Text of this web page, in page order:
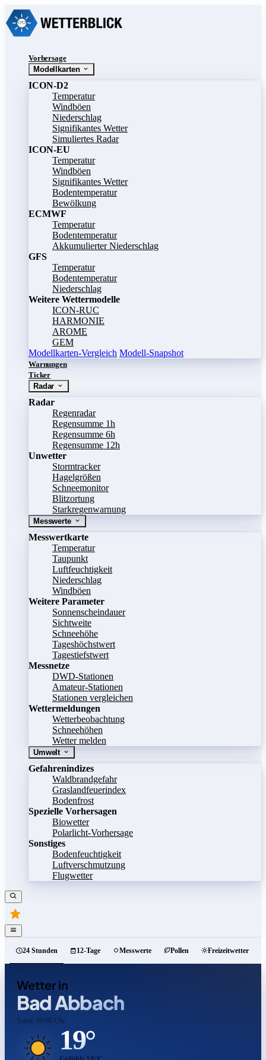
Vorhersage
Modellkarten
ICON-D2
Temperatur
Windböen
Niederschlag
Signifikantes Wetter
Simuliertes Radar
ICON-EU
Temperatur
Windböen
Signifikantes Wetter
Bodentemperatur
Bewölkung
ECMWF
Temperatur
Bodentemperatur
Akkumulierter Niederschlag
GFS
Temperatur
Bodentemperatur
Niederschlag
Weitere Wettermodelle
ICON-RUC
HARMONIE
AROME
GEM
Modellkarten-Vergleich Modell-Snapshot
Warnungen
Ticker
Radar
Radar
Regenradar
Regensumme 1h
Regensumme 6h
Regensumme 12h
Unwetter
Stormtracker
Hagelgrößen
Schneemonitor
Blitzortung
Starkregenwarnung
Messwerte
Messwertkarte
Temperatur
Taupunkt
Luftfeuchtigkeit
Niederschlag
Windböen
Weitere Parameter
Sonnenscheindauer
Sichtweite
Schneehöhe
Tageshöchstwert
Tagestiefstwert
Messnetze
DWD-Stationen
Amateur-Stationen
Stationen vergleichen
Wettermeldungen
Wetterbeobachtung
Schneehöhen
Wetter melden
Umwelt
Gefahrenindizes
Waldbrandgefahr
Graslandfeuerindex
Bodenfrost
Spezielle Vorhersagen
Biowetter
Polarlicht-Vorhersage
Sonstiges
Bodenfeuchtigkeit
Luftverschmutzung
Flugwetter
24 Stunden 12-Tage Messwerte Pollen Freizeitwetter
Wetter in
Bad Abbach
Stand: 09:00 Uhr
19°